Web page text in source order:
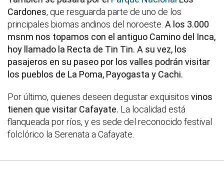
Cardones, que resguarda parte de uno de los
principales biomas andinos del noroeste. A los 3.000
msnm nos topamos con el antiguo Camino del Inca,
hoy llamado la Recta de Tin Tin. A su vez, los
pasajeros en su paseo por los valles podrán visitar
los pueblos de La Poma, Payogasta y Cachi.
Por último, quienes deseen degustar exquisitos vinos
tienen que visitar Cafayate. La localidad está
flanqueada por ríos, y es sede del reconocido festival
folclórico la Serenata a Cafayate.